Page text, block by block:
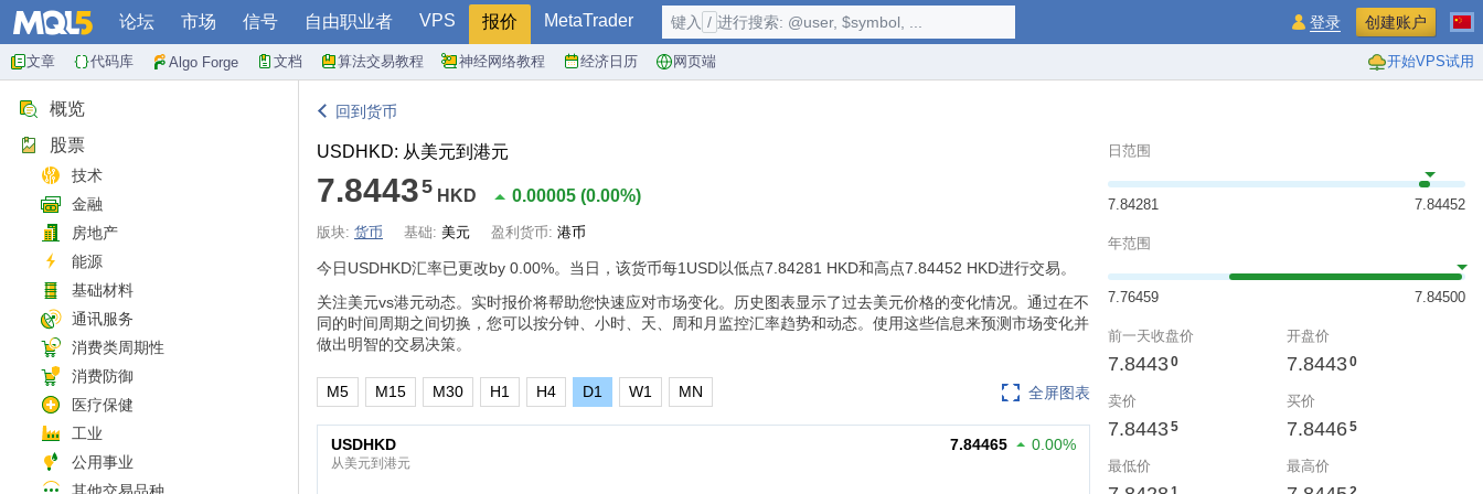
论坛 市场 信号 自由职业者 VPS 报价 MetaTrader
文章 代码库 Algo Forge 文档 算法交易教程 神经网络教程 经济日历 网页端 开始VPS试用
键入 / 进行搜索: @user, $symbol, ... 登录 创建账户
概览
股票
技术
金融
房地产
能源
基础材料
通讯服务
消费类周期性
消费防御
医疗保健
工业
公用事业
回到货币
USDHKD: 从美元到港元
7.84435 HKD 0.00005 (0.00%)
版块: 货币 基础: 美元 盈利货币: 港币
今日USDHKD汇率已更改by 0.00%。当日，该货币每1USD以低点7.84281 HKD和高点7.84452 HKD进行交易。
关注美元vs港元动态。实时报价将帮助您快速应对市场变化。历史图表显示了过去美元价格的变化情况。通过在不
同的时间周期之间切换，您可以按分钟、小时、天、周和月监控汇率趋势和动态。使用这些信息来预测市场变化并
做出明智的交易决策。
全屏图表
M5 M15 M30 H1 H4 D1 W1 MN
USDHKD
从美元到港元
7.84465 0.00%
日范围
7.84281 7.84452
年范围
7.76459 7.84500
前一天收盘价
7.84430
开盘价
7.84430
卖价
7.84435
买价
7.84465
最低价 最高价